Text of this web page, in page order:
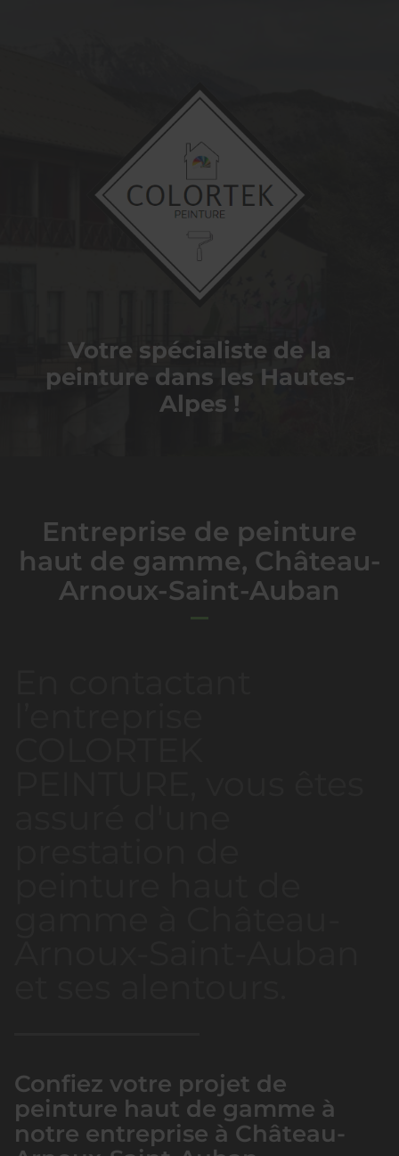
Votre spécialiste de la
peinture dans les Hautes-
Alpes !
Entreprise de peinture
haut de gamme, Château-
Arnoux-Saint-Auban
Confiez votre projet de
peinture haut de gamme à
notre entreprise à Château-